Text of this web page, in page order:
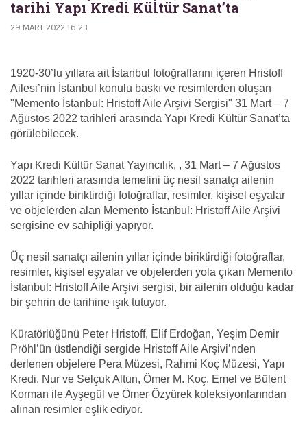
tarihi Yapı Kredi Kültür Sanat’ta
29 MART 2022 16:23
1920-30’lu yıllara ait İstanbul fotoğraflarını içeren Hristoff
Ailesi’nin İstanbul konulu baskı ve resimlerden oluşan
"Memento İstanbul: Hristoff Aile Arşivi Sergisi" 31 Mart – 7
Ağustos 2022 tarihleri arasında Yapı Kredi Kültür Sanat’ta
görülebilecek.
Yapı Kredi Kültür Sanat Yayıncılık, , 31 Mart – 7 Ağustos
2022 tarihleri arasında temelini üç nesil sanatçı ailenin
yıllar içinde biriktirdiği fotoğraflar, resimler, kişisel eşyalar
ve objelerden alan Memento İstanbul: Hristoff Aile Arşivi
sergisine ev sahipliği yapıyor.
Üç nesil sanatçı ailenin yıllar içinde biriktirdiği fotoğraflar,
resimler, kişisel eşyalar ve objelerden yola çıkan Memento
İstanbul: Hristoff Aile Arşivi sergisi, bir ailenin olduğu kadar
bir şehrin de tarihine ışık tutuyor.
Küratörlüğünü Peter Hristoff, Elif Erdoğan, Yeşim Demir
Pröhl’ün üstlendiği sergide Hristoff Aile Arşivi’nden
derlenen objelere Pera Müzesi, Rahmi Koç Müzesi, Yapı
Kredi, Nur ve Selçuk Altun, Ömer M. Koç, Emel ve Bülent
Korman ile Ayşegül ve Ömer Özyürek koleksiyonlarından
alınan resimler eşlik ediyor.